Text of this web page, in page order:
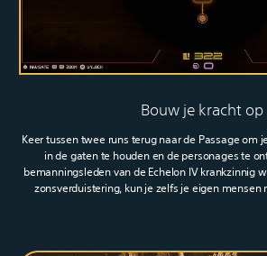
Bouw je kracht op
Keer tussen twee runs terug naar de Passage om
in de gaten te houden en de personages te
bemanningsleden van de Echelon IV krankzinnig
zonsverduistering, kun je zelfs je eigen mensen